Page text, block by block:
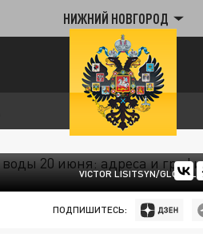
НИЖНИЙ НОВГОРОД
VICTOR LISITSYN/
ПОДПИШИТЕСЬ: